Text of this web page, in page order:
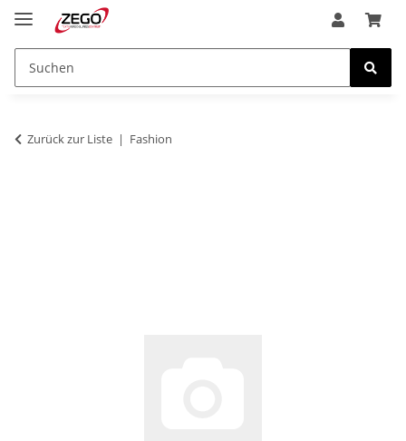
Zurück zur Liste Fashion